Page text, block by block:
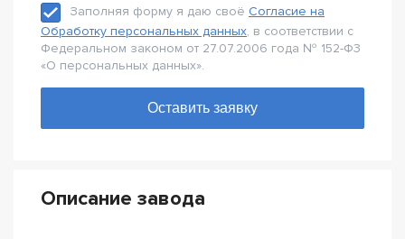
Заполняя форму я даю своё Согласие на
Обработку персональных данных, в соответствии с
Федеральном законом от 27.07.2006 года № 152-Ф3
«О персональных данных».
Описание завода